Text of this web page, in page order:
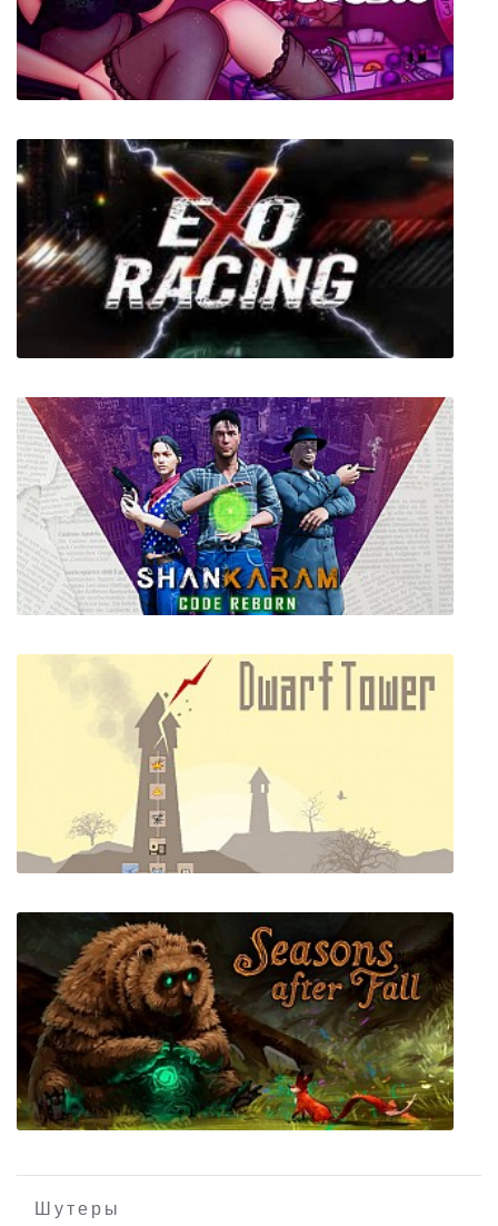
Everpath A pixel art roguelite
HunieCam Studio
Exo Racing
Shankaram: CODE REBORN
Dwarf Tower
Шутеры